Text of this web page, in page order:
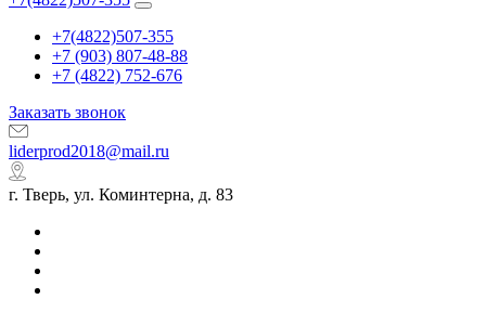
+7(4822)507-355
+7 (903) 807-48-88
+7 (4822) 752-676
Заказать звонок
liderprod2018@mail.ru
г. Тверь, ул. Коминтерна, д. 83